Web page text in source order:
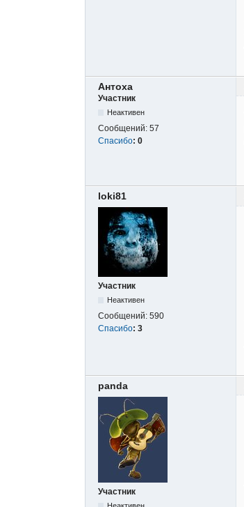
Антоха
Участник
Неактивен
Сообщений: 57
Спасибо: 0
loki81
Участник
Неактивен
Сообщений: 590
Спасибо: 3
panda
Участник